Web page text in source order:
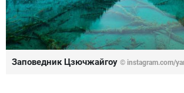
Заповедник Цзючжайгоу © instagram.com/